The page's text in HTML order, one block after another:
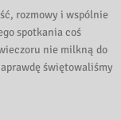
rozmowy i wspólnie
spotkania coś
nie milkną do
świętowaliśmy